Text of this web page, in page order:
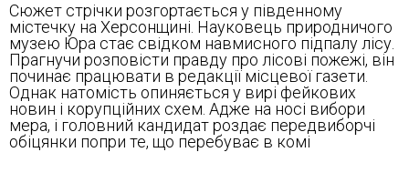
Сюжет стрічки розгортається у південному
містечку на Херсонщині. Науковець природничого
музею Юра стає свідком навмисного підпалу лісу.
Прагнучи розповісти правду про лісові пожежі, він
починає працювати в редакції місцевої газети.
Однак натомість опиняється у вирі фейкових
новин і корупційних схем. Адже на носі вибори
мера, і головний кандидат роздає передвиборчі
обіцянки попри те, що перебуває в комі